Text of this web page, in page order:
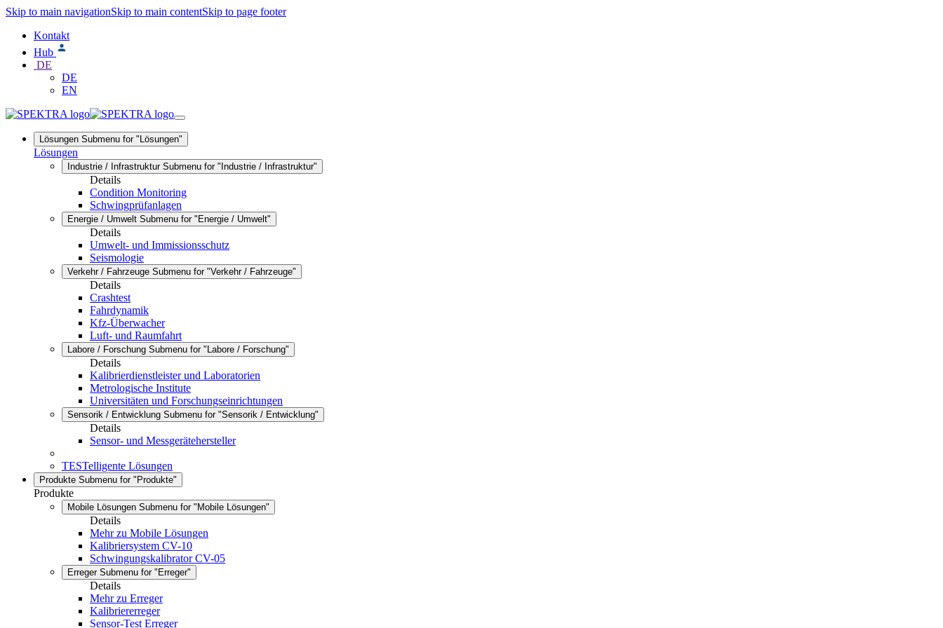
Skip to main navigationSkip to main contentSkip to page footer
Kontakt
Hub
DE
DE
EN
Lösungen Submenu for "Lösungen"
Lösungen
Industrie / Infrastruktur Submenu for "Industrie / Infrastruktur"
Details
Condition Monitoring
Schwingprüfanlagen
Energie / Umwelt Submenu for "Energie / Umwelt"
Details
Umwelt- und Immissionsschutz
Seismologie
Verkehr / Fahrzeuge Submenu for "Verkehr / Fahrzeuge"
Details
Crashtest
Fahrdynamik
Kfz-Überwacher
Luft- und Raumfahrt
Labore / Forschung Submenu for "Labore / Forschung"
Details
Kalibrierdienstleister und Laboratorien
Metrologische Institute
Universitäten und Forschungseinrichtungen
Sensorik / Entwicklung Submenu for "Sensorik / Entwicklung"
Details
Sensor- und Messgerätehersteller
TESTelligente Lösungen
Produkte Submenu for "Produkte"
Produkte
Mobile Lösungen Submenu for "Mobile Lösungen"
Details
Mehr zu Mobile Lösungen
Kalibriersystem CV-10
Schwingungskalibrator CV-05
Erreger Submenu for "Erreger"
Details
Mehr zu Erreger
Kalibriererreger
Sensor-Test Erreger